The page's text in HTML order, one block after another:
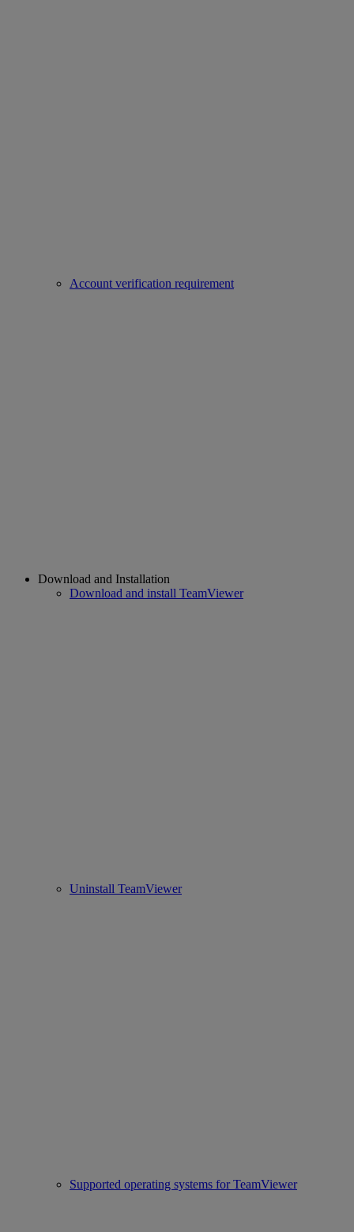
Account verification requirement
Download and Installation
Download and install TeamViewer
Uninstall TeamViewer
Supported operating systems for TeamViewer